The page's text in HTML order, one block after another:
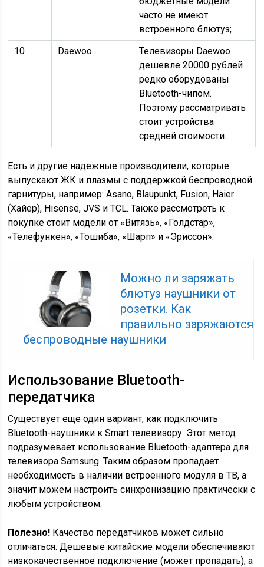
часто не имеют
встроенного блютуз;
10
Daewoo
Телевизоры Daewoo
дешевле 20000 рублей
редко оборудованы
Bluetooth-чипом.
Поэтому рассматривать
стоит устройства
средней стоимости.
Есть и другие надежные производители, которые
выпускают ЖК и плазмы с поддержкой беспроводной
гарнитуры, например: Asano, Blaupunkt, Fusion, Haier
(Хайер), Hisense, JVS и TCL. Также рассмотреть к
покупке стоит модели от «Витязь», «Голдстар»,
«Телефункен», «Тошиба», «Шарп» и «Эриссон».
Можно ли заряжать
блютуз наушники от
розетки. Как
правильно заряжаются
беспроводные наушники
Использование Bluetooth-
передатчика
Существует еще один вариант, как подключить
Bluetooth-наушники к Smart телевизору. Этот метод
подразумевает использование Bluetooth-адаптера для
телевизора Samsung. Таким образом пропадает
необходимость в наличии встроенного модуля в ТВ, а
значит можем настроить синхронизацию практически с
любым устройством.
Полезно! Качество передатчиков может сильно
отличаться. Дешевые китайские модели обеспечивают
низкокачественное подключение (может пропадать), а